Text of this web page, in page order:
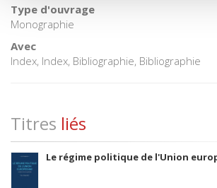
Type d'ouvrage
Monographie
Avec
Index, Index, Bibliographie, Bibliographie
Titres liés
Le régime politique de l'Union